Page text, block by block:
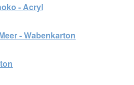
- Acryl
- Wabenkarton